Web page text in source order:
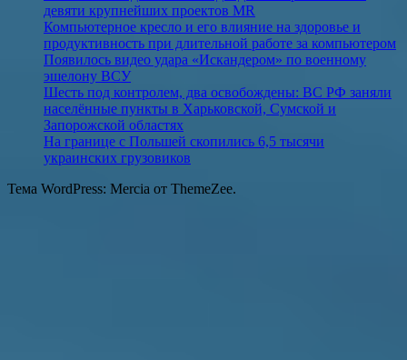
девяти крупнейших проектов MR
Компьютерное кресло и его влияние на здоровье и
продуктивность при длительной работе за компьютером
Появилось видео удара «Искандером» по военному
эшелону ВСУ
Шесть под контролем, два освобождены: ВС РФ заняли
населённые пункты в Харьковской, Сумской и
Запорожской областях
На границе с Польшей скопились 6,5 тысячи
украинских грузовиков
Тема WordPress: Mercia от ThemeZee.